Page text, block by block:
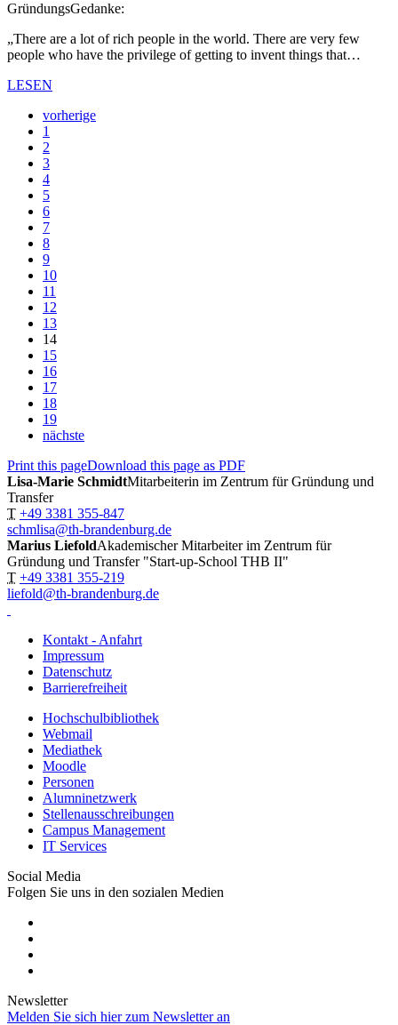
GründungsGedanke:
„There are a lot of rich people in the world. There are very few
people who have the privilege of getting to invent things that…
LESEN
vorherige
1
2
3
4
5
6
7
8
9
10
11
12
13
14
15
16
17
18
19
nächste
Print this pageDownload this page as PDF
Lisa-Marie SchmidtMitarbeiterin im Zentrum für Gründung und
Transfer
T +49 3381 355-847
schmlisa@th-brandenburg.de
Marius LiefoldAkademischer Mitarbeiter im Zentrum für
Gründung und Transfer "Start-up-School THB II"
T +49 3381 355-219
liefold@th-brandenburg.de
Kontakt - Anfahrt
Impressum
Datenschutz
Barrierefreiheit
Hochschulbibliothek
Webmail
Mediathek
Moodle
Personen
Alumninetzwerk
Stellenausschreibungen
Campus Management
IT Services
Social Media
Folgen Sie uns in den sozialen Medien
Newsletter
Melden Sie sich hier zum Newsletter an